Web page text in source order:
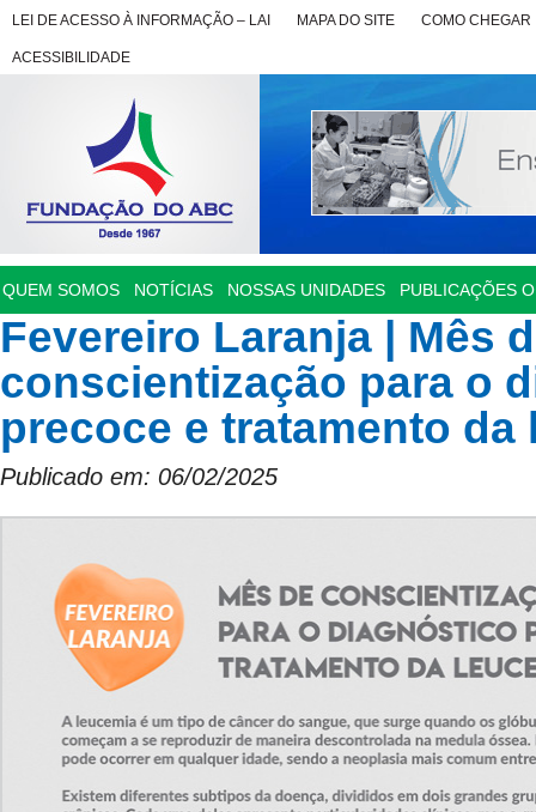
LEI DE ACESSO À INFORMAÇÃO – LAI MAPA DO SITE COMO CHEGAR
ACESSIBILIDADE
QUEM SOMOS NOTÍCIAS NOSSAS UNIDADES PUBLICAÇÕES
Fevereiro Laranja | Mês
conscientização para o
precoce e tratamento da
Publicado em: 06/02/2025